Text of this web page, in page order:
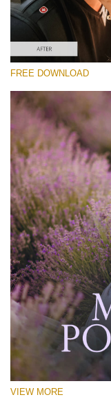
(130 Lr Presets)
Entire Collection
(2067 Lr Presets)
FREE DOWNLOAD
VIEW MORE